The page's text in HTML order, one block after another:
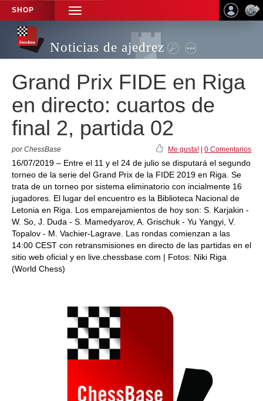
SHOP
TOGGLE
NAVIGATION
Noticias de ajedrez
Grand Prix FIDE en Riga
en directo: cuartos de
final 2, partida 02
por ChessBase Me gusta! 0 Comentarios
16/07/2019 – Entre el 11 y el 24 de julio se disputará el segundo
torneo de la serie del Grand Prix de la FIDE 2019 en Riga. Se
trata de un torneo por sistema eliminatorio con incialmente 16
jugadores. El lugar del encuentro es la Biblioteca Nacional de
Letonia en Riga. Los emparejamientos de hoy son: S. Karjakin -
W. So, J. Duda - S. Mamedyarov, A. Grischuk - Yu Yangyi, V.
Topalov - M. Vachier-Lagrave. Las rondas comienzan a las
14:00 CEST con retransmisiones en directo de las partidas en el
sitio web oficial y en live.chessbase.com | Fotos: Niki Riga
(World Chess)